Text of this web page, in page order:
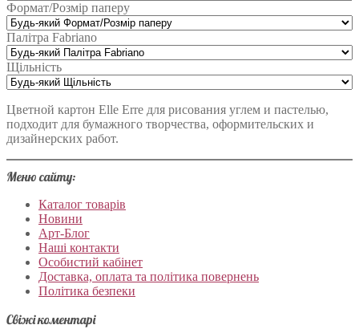
Формат/Розмір паперу
Палітра Fabriano
Щільність
Цветной картон Elle Erre для рисования углем и пастелью,
подходит для бумажного творчества, оформительских и
дизайнерских работ.
Меню сайту:
Каталог товарів
Новини
Арт-Блог
Наші контакти
Особистий кабінет
Доставка, оплата та політика повернень
Політика безпеки
Свіжі коментарі